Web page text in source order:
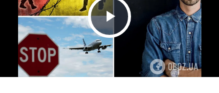
Play Video